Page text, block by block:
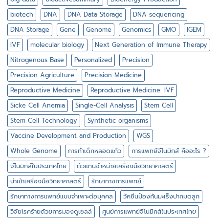
เซลล์
เดี่ยว
biotech
DNA DNA Data Storage
DNA sequencing
DNA Storage
Gene Genome Genomics GMO
IGEM
IVF
molecular biology
Next Generation of Immune Therapy
Nitrogenous Base
Personalized
Precision
Precision Agriculture
Precision Medicine
Reproductive Medicine
Reproductive Medicine: IVF
Sicke Cell Anemia
Single-Cell Analysis
Stem Cell
Stem Cell Technology
Synthetic organisms
Vaccine Development and Production
WGS
Whole Genome
การทำเด็กหลอดแก้ว
การแพทย์จีโนมิกส์ คืออะไร ?
จีโนมิกส์ในประเทศไทย
ตัวแทนจำหน่ายเครื่องมือวิทยาศาสตร์
นำเข้าเครื่องมือวิทยาศาสตร์
รักษาทางการแพทย์
รักษาทางการแพทย์แบบจำเพาะต่อบุคคล
วัคซีนป้องกันมะเร็งปากมดลูก
วิจัยโรคร้ายด้วยการมองดูเซลล์
ศูนย์การแพทย์จีโนมิกส์ในประเทศไทย